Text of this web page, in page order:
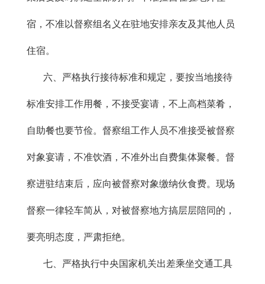
宿，不准以督察组名义在驻地安排亲友及其他人员
住宿。
六、严格执行接待标准和规定，要按当地接待
标准安排工作用餐，不接受宴请，不上高档菜肴，
自助餐也要节俭。督察组工作人员不准接受被督察
对象宴请，不准饮酒，不准外出自费集体聚餐。督
察进驻结束后，应向被督察对象缴纳伙食费。现场
督察一律轻车简从，对被督察地方搞层层陪同的，
要亮明态度，严肃拒绝。
七、严格执行中央国家机关出差乘坐交通工具